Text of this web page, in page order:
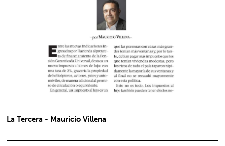
La Tercera - Mauricio Villena